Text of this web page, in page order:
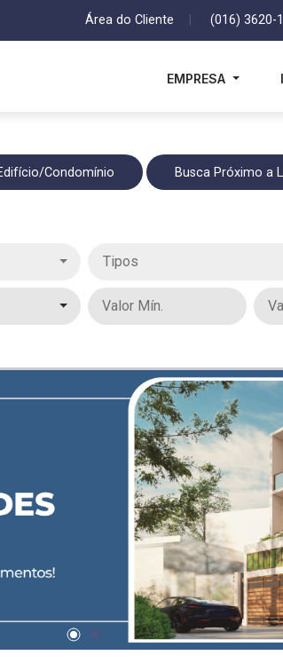
Área do Cliente (016) 3620-
EMPRESA
Condomínio Busca Próximo a
Tipos